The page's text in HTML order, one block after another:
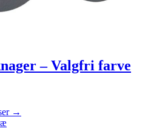
– Valgfri farve
→